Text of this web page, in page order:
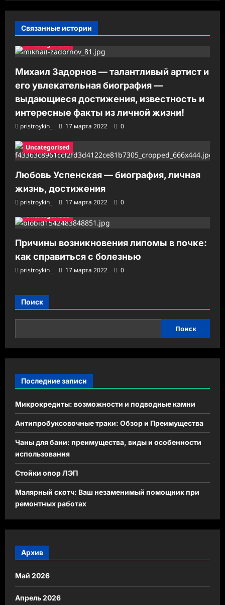
и
Связанные истории
Uncategorised
Михаил Задорнов — талантливый артист и
его увлекательная биография —
выдающиеся достижения, известность и
интересные факты из личной жизни!
pristroykin_ 17 марта 2022 0
Uncategorised
Любовь Успенская — биография, личная
жизнь, достижения
pristroykin_ 17 марта 2022
0
Uncategorised
Причины возникновения липомы в почке:
как справиться с болезнью
pristroykin_ 17 марта 2022 0
Поиск
Поиск
Последние записи
Микрокредиты: возможности и подводные камни
Антипробуксовочные траки: Обзор и Преимущества
Чаны для бани: преимущества, виды и особенности
использования
Стойки опор ЛЭП
Малярный скотч: Ваш незаменимый помощник при
ремонтных работах
Архив
Май 2026
Апрель 2026